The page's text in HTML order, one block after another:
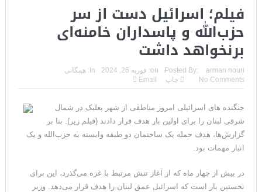
ترامپ: سرمایه‌گذاران دریافته‌اند که آمریکا در حال پیروزی است
مذاکرات تنگه هرمز به نتیجه نرسید؛ سپاه جنگ را برگزید/بازگشت دو
ناو هواپیمابر
بهبود یافته است
دیپلمات حکومتی: ترامپ می‌خواهد یک بار برای همیشه نسخه ما را
ترامپ: این آخرین فرصت برای حکومت ایران است، امیدوارم سر عقل
فیلم؛ اسرائیل دست از سر
حزب‌الله و پاسداران خامنه‌ای
برنخواهد داشت
Posted By: arman nouri
on: فوریه 26, 2024 In:
همگانی
No Comments
چاپ Email
جنگنده های اسرائیلی امروز مناطقی از شهر بعلبک در شمال
شرقی لبنان را برای اولین بار هدف قرار دادند (فیلم زیر). بنا بر
گزارش‌ها، هدف حمله یک ساختمان دو طبقه وابسته به حزب‌الله و یک
انبار مهمات بود.
در بیش از چهار ماه که از آغاز تنش مرتبط با غزه می‌گذرد، این برای
نخستین بار است که اسرائیل عمق لبنان را هدف قرار می‌دهد. وزیر